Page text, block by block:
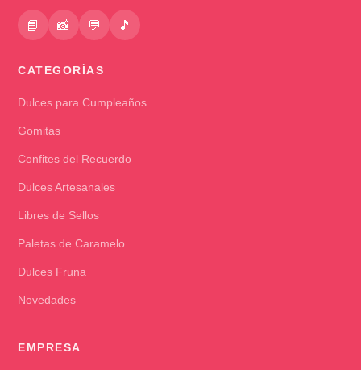
📘 📸 💬 🎵
CATEGORÍAS
Dulces para Cumpleaños
Gomitas
Confites del Recuerdo
Dulces Artesanales
Libres de Sellos
Paletas de Caramelo
Dulces Fruna
Novedades
EMPRESA